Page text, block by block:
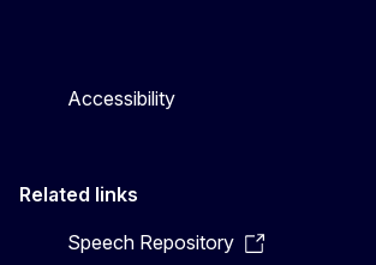
Accessibility
Related links
Speech Repository